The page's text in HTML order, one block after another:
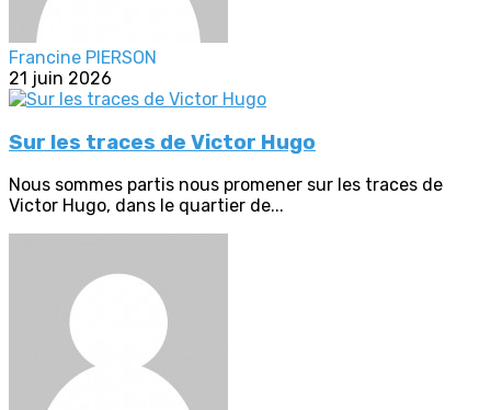
Francine PIERSON
21 juin 2026
Sur les traces de Victor Hugo
Nous sommes partis nous promener sur les traces de
Victor Hugo, dans le quartier de...